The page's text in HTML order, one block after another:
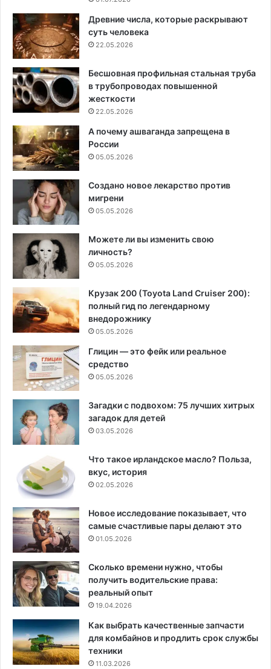
Древние числа, которые раскрывают
суть человека
22.05.2026
Бесшовная профильная стальная труба
в трубопроводах повышенной
жесткости
22.05.2026
А почему ашваганда запрещена в
России
05.05.2026
Создано новое лекарство против
мигрени
05.05.2026
Можете ли вы изменить свою
личность?
05.05.2026
Крузак 200 (Toyota Land Cruiser 200):
полный гид по легендарному
внедорожнику
05.05.2026
Глицин — это фейк или реальное
средство
05.05.2026
Загадки с подвохом: 75 лучших хитрых
загадок для детей
03.05.2026
Что такое ирландское масло? Польза,
вкус, история
02.05.2026
Новое исследование показывает, что
самые счастливые пары делают это
01.05.2026
Сколько времени нужно, чтобы
получить водительские права:
реальный опыт
19.04.2026
Как выбрать качественные запчасти
для комбайнов и продлить срок службы
техники
11.03.2026